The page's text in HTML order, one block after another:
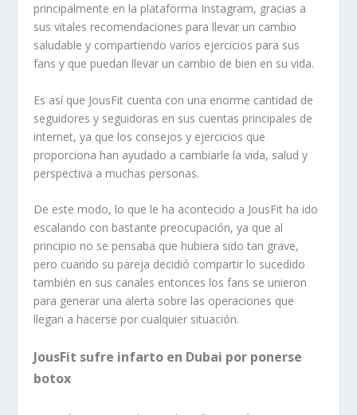
principalmente en la plataforma Instagram, gracias a
sus vitales recomendaciones para llevar un cambio
saludable y compartiendo varios ejercicios para sus
fans y que puedan llevar un cambio de bien en su vida.
Es así que JousFit cuenta con una enorme cantidad de
seguidores y seguidoras en sus cuentas principales de
internet, ya que los consejos y ejercicios que
proporciona han ayudado a cambiarle la vida, salud y
perspectiva a muchas personas.
De este modo, lo que le ha acontecido a JousFit ha ido
escalando con bastante preocupación, ya que al
principio no se pensaba que hubiera sido tan grave,
pero cuando su pareja decidió compartir lo sucedido
también en sus canales entonces los fans se unieron
para generar una alerta sobre las operaciones que
llegan a hacerse por cualquier situación.
JousFit sufre infarto en Dubai por ponerse
botox